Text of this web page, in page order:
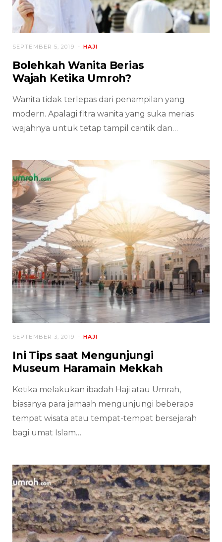
HAJI
SEPTEMBER 5, 2019
Bolehkah Wanita Berias
Wajah Ketika Umroh?
Wanita tidak terlepas dari penampilan yang
modern. Apalagi fitra wanita yang suka merias
wajahnya untuk tetap tampil cantik dan…
HAJI
SEPTEMBER 3, 2019
Ini Tips saat Mengunjungi
Museum Haramain Mekkah
Ketika melakukan ibadah Haji atau Umrah,
biasanya para jamaah mengunjungi beberapa
tempat wisata atau tempat-tempat bersejarah
bagi umat Islam…